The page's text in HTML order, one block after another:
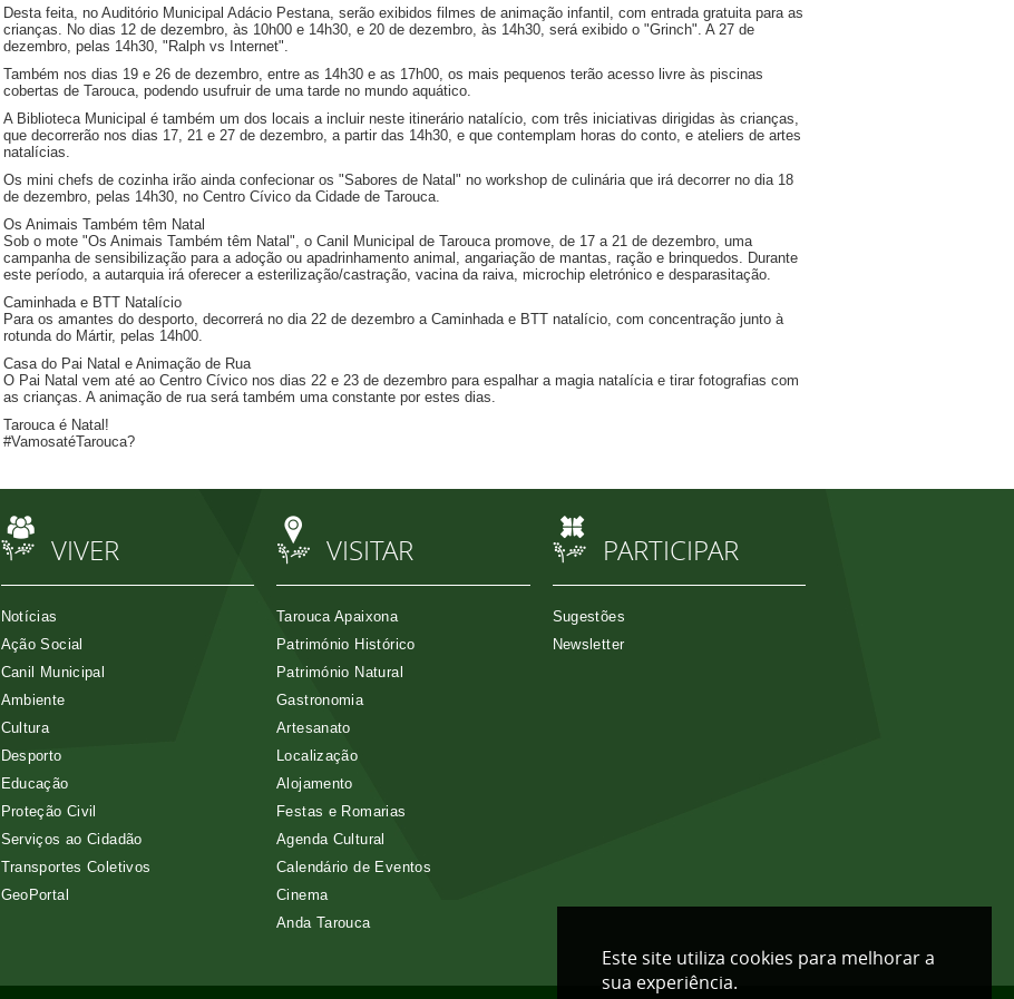
Desta feita, no Auditório Municipal Adácio Pestana, serão exibidos filmes de animação infantil, com entrada gratuita para as
crianças. No dias 12 de dezembro, às 10h00 e 14h30, e 20 de dezembro, às 14h30, será exibido o "Grinch". A 27 de
dezembro, pelas 14h30, "Ralph vs Internet".
Também nos dias 19 e 26 de dezembro, entre as 14h30 e as 17h00, os mais pequenos terão acesso livre às piscinas
cobertas de Tarouca, podendo usufruir de uma tarde no mundo aquático.
A Biblioteca Municipal é também um dos locais a incluir neste itinerário natalício, com três iniciativas dirigidas às crianças,
que decorrerão nos dias 17, 21 e 27 de dezembro, a partir das 14h30, e que contemplam horas do conto, e ateliers de artes
natalícias.
Os mini chefs de cozinha irão ainda confecionar os "Sabores de Natal" no workshop de culinária que irá decorrer no dia 18
de dezembro, pelas 14h30, no Centro Cívico da Cidade de Tarouca.
Os Animais Também têm Natal
Sob o mote "Os Animais Também têm Natal", o Canil Municipal de Tarouca promove, de 17 a 21 de dezembro, uma
campanha de sensibilização para a adoção ou apadrinhamento animal, angariação de mantas, ração e brinquedos. Durante
este período, a autarquia irá oferecer a esterilização/castração, vacina da raiva, microchip eletrónico e desparasitação.
Caminhada e BTT Natalício
Para os amantes do desporto, decorrerá no dia 22 de dezembro a Caminhada e BTT natalício, com concentração junto à
rotunda do Mártir, pelas 14h00.
Casa do Pai Natal e Animação de Rua
O Pai Natal vem até ao Centro Cívico nos dias 22 e 23 de dezembro para espalhar a magia natalícia e tirar fotografias com
as crianças. A animação de rua será também uma constante por estes dias.
Tarouca é Natal!
#VamosatéTarouca?
VIVER
Notícias
Ação Social
Canil Municipal
Ambiente
Cultura
Desporto
Educação
Proteção Civil
Serviços ao Cidadão
Transportes Coletivos
GeoPortal
VISITAR
Tarouca Apaixona
Património Histórico
Património Natural
Gastronomia
Artesanato
Localização
Alojamento
Festas e Romarias
Agenda Cultural
Calendário de Eventos
Cinema
Anda Tarouca
PARTICIPAR
Sugestões
Newsletter
Este site utiliza cookies para melhorar a
sua experiência.